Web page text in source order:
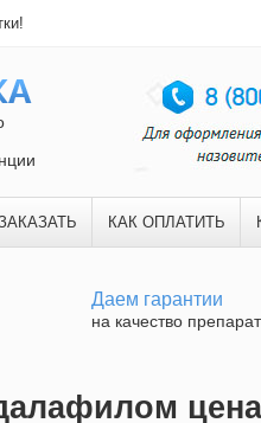
КАК ОПЛАТИТЬ
Даем гарантии
на качество